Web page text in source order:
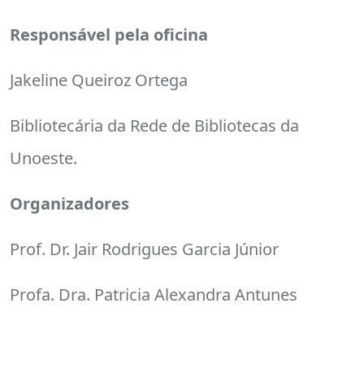
Responsável pela oficina
Jakeline Queiroz Ortega
Bibliotecária da Rede de Bibliotecas da
Unoeste.
Organizadores
Prof. Dr. Jair Rodrigues Garcia Júnior
Profa. Dra. Patricia Alexandra Antunes